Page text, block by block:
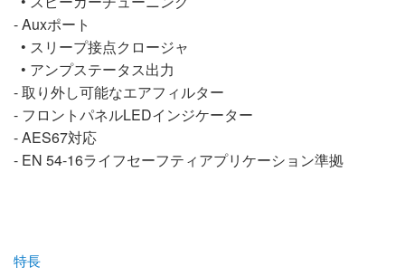
- Auxポート
• スリープ接点クロージャ
• アンプステータス出力
- 取り外し可能なエアフィルター
- フロントパネルLEDインジケーター
- AES67対応
- EN 54-16ライフセーフティアプリケーション準拠
特長